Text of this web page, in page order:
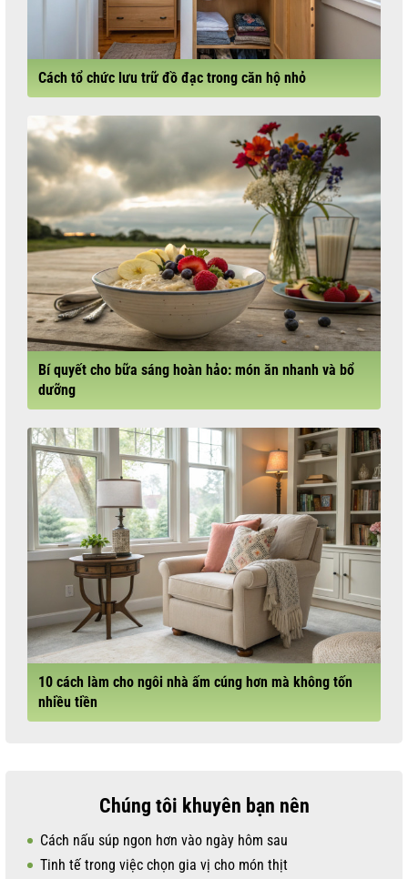
Cách tổ chức lưu trữ đồ đạc trong căn hộ nhỏ
Bí quyết cho bữa sáng hoàn hảo: món ăn nhanh và bổ
dưỡng
10 cách làm cho ngôi nhà ấm cúng hơn mà không tốn
nhiều tiền
Chúng tôi khuyên bạn nên
Cách nấu súp ngon hơn vào ngày hôm sau
Tinh tế trong việc chọn gia vị cho món thịt